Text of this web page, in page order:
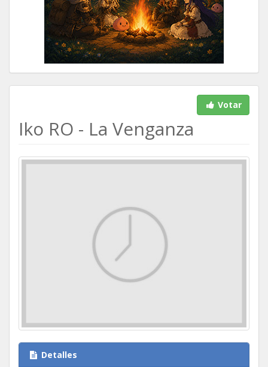
Votar
Iko RO - La Venganza
Detalles